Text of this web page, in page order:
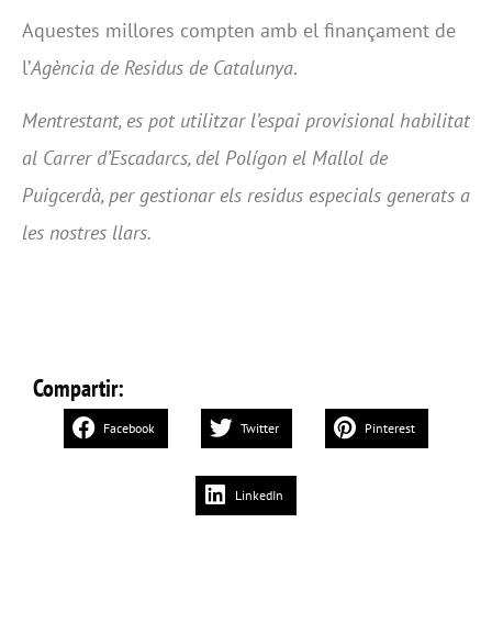
Aquestes millores compten amb el finançament de
l’Agència de Residus de Catalunya.
Mentrestant, es pot utilitzar l’espai provisional habilitat
al Carrer d’Escadarcs, del Polígon el Mallol de
Puigcerdà, per gestionar els residus especials generats a
les nostres llars.
Compartir:
Facebook Twitter Pinterest
LinkedIn